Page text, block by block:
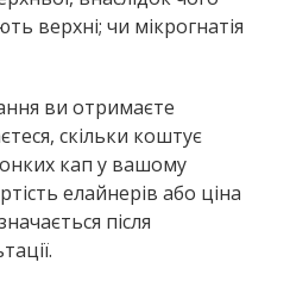
верхні; чи мікрогнатія
ви отримаєте
скільки коштує
кап у вашому
елайнерів або ціна
після